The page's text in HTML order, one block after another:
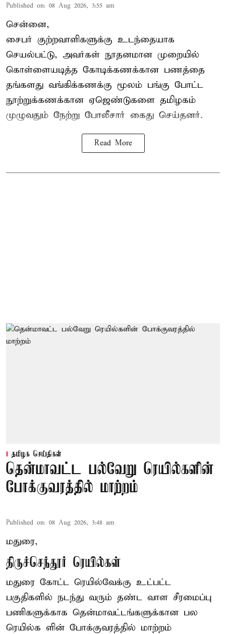
Published on: 08 Aug 2026, 3:55 am
சென்னை,
சைபர் குற்றவாளிகளுக்கு உடந்தையாக
செயல்பட்டு, அவர்கள் நூதனமான முறையில்
கொள்ளையடித்த கோடிக்கணக்கான பணத்தை
தங்களது வங்கிக்கணக்கு மூலம் பங்கு போட்ட
நூற்றுக்கணக்கான ஏஜெண்டுகளை தமிழகம்
முழுவதும் நேற்று போலீசார் கைது செய்தனர்.
Read More
தமிழக செய்திகள்
தென்மாவட்ட பல்வேறு ரெயில்களின்
போக்குவரத்தில் மாற்றம்
Published on: 08 Aug 2026, 3:48 am
மதுரை,
திருச்செந்தூர் ரெயில்கள்
மதுரை கோட்ட ரெயில்வேக்கு உட்பட்ட
பகுதிகளில் நடந்து வரும் தண்ட வாள சீரமைப்பு
பணிகளுக்காக தென்மாவட்டங்களுக்கான பல
ரெயில்க ளின் போக்குவரத்தில் மாற்றம்